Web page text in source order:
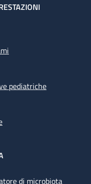
pediatriche
di microbiota